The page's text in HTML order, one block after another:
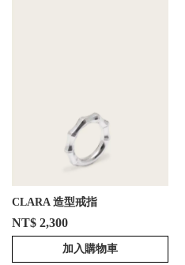
CLARA 造型戒指
NT$ 2,300
加入購物車